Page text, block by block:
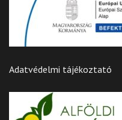
Adatvédelmi tájékoztató